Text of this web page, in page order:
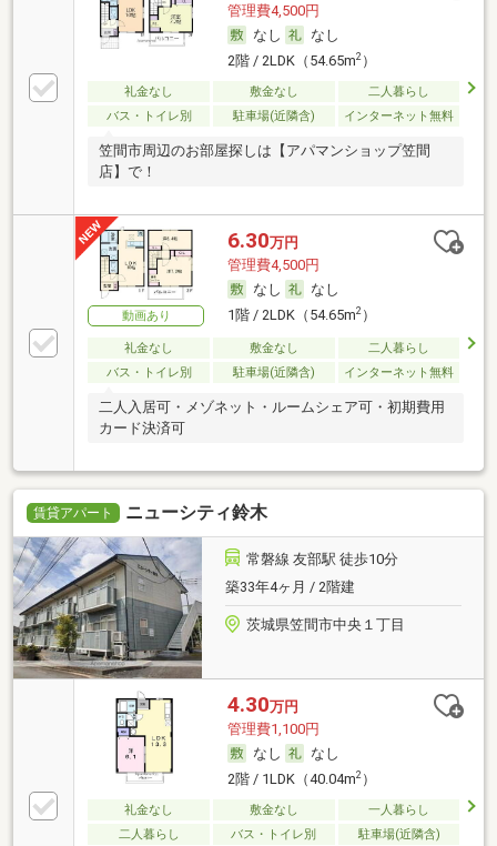
管理費4,500円
なし
なし
2階 / 2LDK（54.65m2）
礼金なし 敷金なし
二人暮らし
バス・トイレ別
駐車場(近隣含) インターネット無料
笠間市周辺のお部屋探しは【アパマンショップ笠間
店】で！
動画あり
6.30万円
管理費4,500円
なし
なし
1階 / 2LDK（54.65m2）
礼金なし 敷金なし
二人暮らし
バス・トイレ別
駐車場(近隣含) インターネット無料
二人入居可・メゾネット・ルームシェア可・初期費用
カード決済可
賃貸アパート ニューシティ鈴木
常磐線 友部駅 徒歩10分
築33年4ヶ月 / 2階建
茨城県笠間市中央１丁目
4.30万円
管理費1,100円
なし
なし
2階 / 1LDK（40.04m2）
礼金なし 敷金なし
一人暮らし
二人暮らし
バス・トイレ別 駐車場(近隣含)